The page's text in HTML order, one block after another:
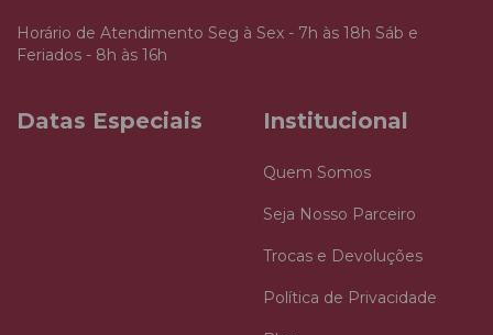
Horário de Atendimento Seg à Sex - 7h às 18h Sáb e
Feriados - 8h às 16h
Datas Especiais Institucional
Quem Somos
Seja Nosso Parceiro
Trocas e Devoluções
Política de Privacidade